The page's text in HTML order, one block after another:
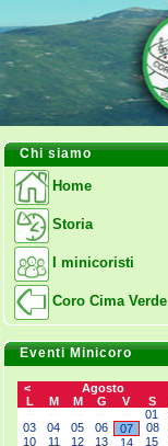
Chi siamo
Home
Storia
I minicoristi
Coro Cima Verde
Eventi Minicoro
< Agosto
L
M M G V S
01
03
04 05 06 07 08
10
11 12 13 14 15